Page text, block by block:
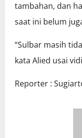
tambahan, dan
saat ini belum
“Sulbar masih
kata Alied usai
Reporter :